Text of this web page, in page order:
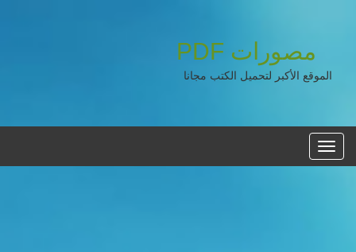
مصورات PDF
الموقع الأكبر لتحميل الكتب مجانا
القائمه
الرئيسية